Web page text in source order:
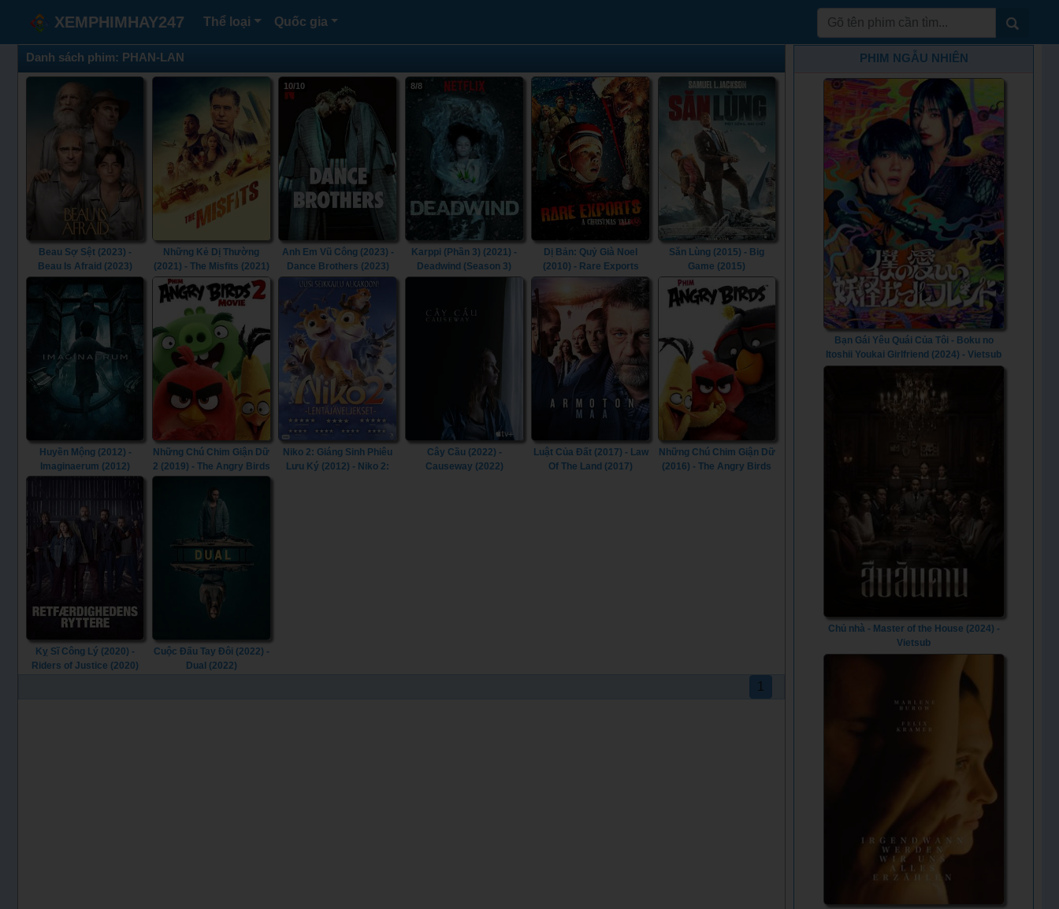
XEMPHIMHAY247 Thể loại Quốc gia
Danh sách phim: PHAN-LAN
Beau Sợ Sệt (2023) -
Beau Is Afraid (2023)
Những Kẻ Dị Thường
(2021) - The Misfits (2021)
10/10
Anh Em Vũ Công (2023) -
Dance Brothers (2023)
8/8
Karppi (Phần 3) (2021) -
Deadwind (Season 3)
(2021)
Dị Bản: Quỷ Già Noel
(2010) - Rare Exports
(2010)
Săn Lùng (2015) - Big
Game (2015)
Huyền Mộng (2012) -
Imaginaerum (2012)
Những Chú Chim Giận Dữ
2 (2019) - The Angry Birds
Niko 2: Giáng Sinh Phiêu
Lưu Ký (2012) - Niko 2:
Cây Cầu (2022) -
Causeway (2022)
Luật Của Đất (2017) - Law
Of The Land (2017)
Những Chú Chim Giận Dữ
(2016) - The Angry Birds
Kỵ Sĩ Công Lý (2020) -
Riders of Justice (2020)
Cuộc Đấu Tay Đôi (2022) -
Dual (2022)
1
PHIM NGẪU NHIÊN
Bạn Gái Yêu Quái Của Tôi - Boku no
Itoshii Youkai Girlfriend (2024) - Vietsub
Chủ nhà - Master of the House (2024) -
Vietsub